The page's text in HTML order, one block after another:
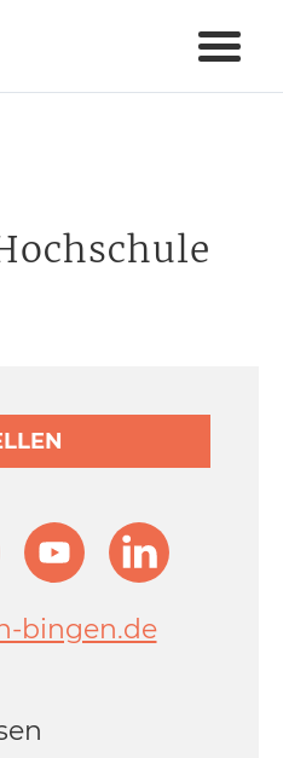
bingen.de